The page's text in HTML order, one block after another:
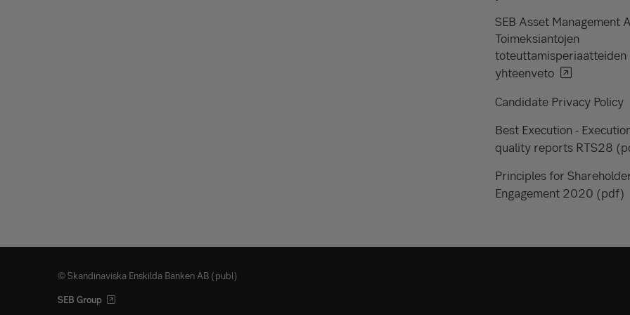
SEB Asset Management
Toimeksiantojen
toteuttamisperiaatteiden
yhteenveto
Candidate Privacy Policy
Best Execution -
quality reports RTS28
Principles for
Engagement 2020 (pdf)
© Skandinaviska Enskilda Banken AB (publ)
SEB Group